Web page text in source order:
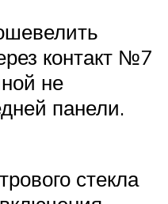
контакт №7
не
панели.
стекла